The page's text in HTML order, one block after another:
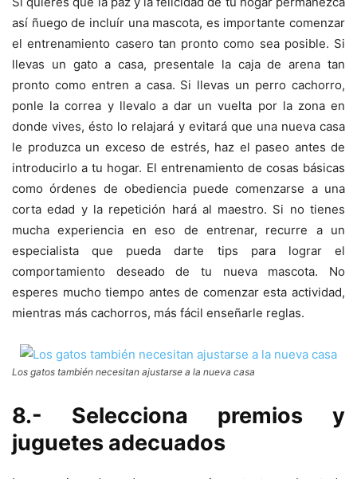
así ñuego de incluír una mascota, es importante comenzar
el entrenamiento casero tan pronto como sea posible. Si
llevas un gato a casa, presentale la caja de arena tan
pronto como entren a casa. Si llevas un perro cachorro,
ponle la correa y llevalo a dar un vuelta por la zona en
donde vives, ésto lo relajará y evitará que una nueva casa
le produzca un exceso de estrés, haz el paseo antes de
introducirlo a tu hogar. El entrenamiento de cosas básicas
como órdenes de obediencia puede comenzarse a una
corta edad y la repetición hará al maestro. Si no tienes
mucha experiencia en eso de entrenar, recurre a un
especialista que pueda darte tips para lograr el
comportamiento deseado de tu nueva mascota. No
esperes mucho tiempo antes de comenzar esta actividad,
mientras más cachorros, más fácil enseñarle reglas.
Los gatos también necesitan ajustarse a la nueva casa
8.- Selecciona premios y
juguetes adecuados